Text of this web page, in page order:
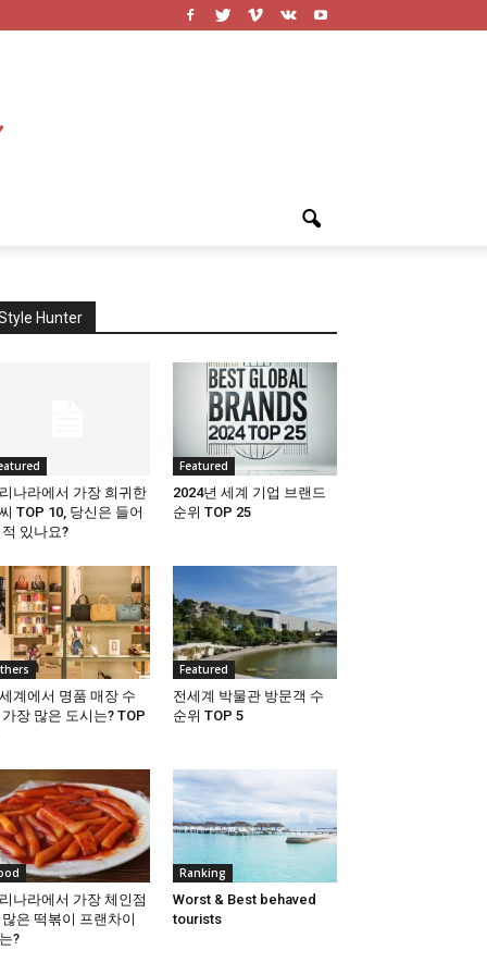
Hunter
나라에서 가장 희귀한
TOP 10, 당신은 들어
적 있나요?
Featured
2024년 세계 기업 브랜드
순위 TOP 25
계에서 명품 매장 수
가장 많은 도시는? TOP
Featured
전세계 박물관 방문객 수
순위 TOP 5
나라에서 가장 체인점
많은 떡볶이 프랜차이
?
Ranking
Worst & Best behaved
tourists